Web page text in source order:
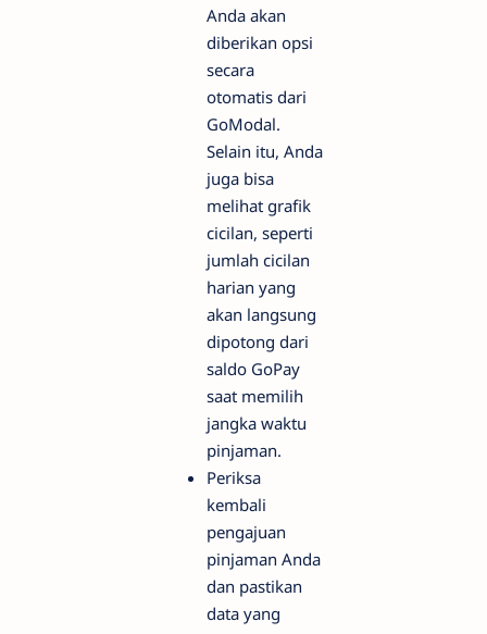
Anda akan
diberikan opsi
secara
otomatis dari
GoModal.
Selain itu, Anda
juga bisa
melihat grafik
cicilan, seperti
jumlah cicilan
harian yang
akan langsung
dipotong dari
saldo GoPay
saat memilih
jangka waktu
pinjaman.
Periksa
kembali
pengajuan
pinjaman Anda
dan pastikan
data yang